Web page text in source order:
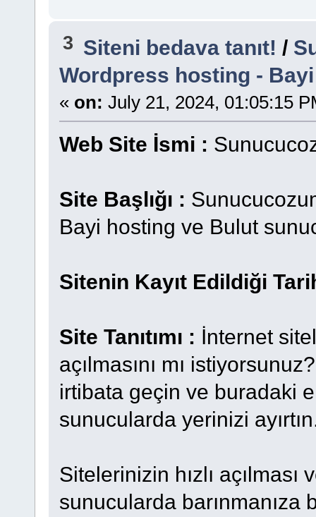
3 Siteni bedava tanıt! /
Wordpress hosting -
« on: July 21, 2024, 01:05:15
Web Site İsmi :
Site Başlığı :
Bayi hosting ve Bulut
Sitenin Kayıt Edildiği
Site Tanıtımı : İnternet
açılmasını mı
irtibata geçin ve buradaki
sunucularda yerinizi
Sitelerinizin hızlı
sunucularda barınmanıza